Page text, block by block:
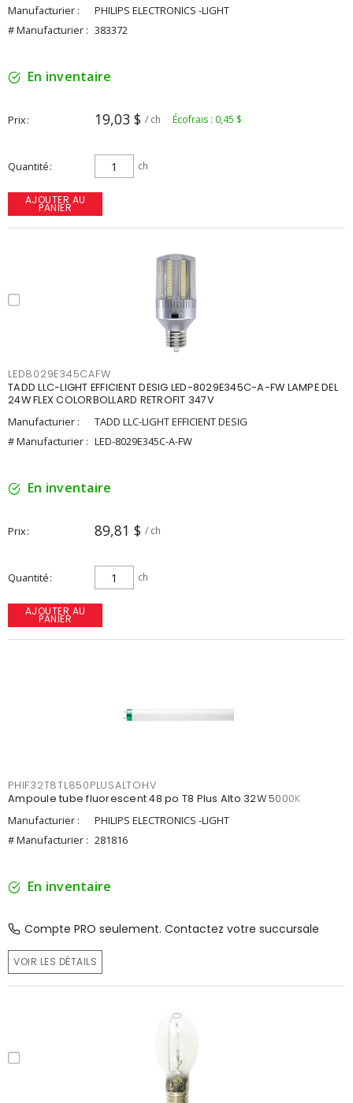
Manufacturier :
PHILIPS ELECTRONICS -LIGHT
# Manufacturier : 383372
En inventaire
Prix 19,03 $ / ch Écofrais : 0,45 $
Quantité ch
AJOUTER AU
PANIER
LED8029E345CAFW
TADD LLC-LIGHT EFFICIENT DESIG LED-8029E345C-A-FW LAMPE DEL
24W FLEX COLORBOLLARD RETROFIT 347V
Manufacturier :
TADD LLC-LIGHT EFFICIENT DESIG
# Manufacturier : LED-8029E345C-A-FW
En inventaire
Prix 89,81 $ / ch
Quantité ch
AJOUTER AU
PANIER
PHIF32T8TL850PLUSALTOHV
Ampoule tube fluorescent 48 po T8 Plus Alto 32W 5000K
Manufacturier :
PHILIPS ELECTRONICS -LIGHT
# Manufacturier : 281816
En inventaire
Compte PRO seulement. Contactez votre succursale
VOIR LES DÉTAILS